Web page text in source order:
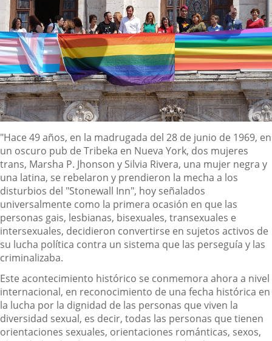
Descripción
"Hace 49 años, en la madrugada del 28 de junio de 1969, en
un oscuro pub de Tribeka en Nueva York, dos mujeres
trans, Marsha P. Jhonson y Silvia Rivera, una mujer negra y
una latina, se rebelaron y prendieron la mecha a los
disturbios del "Stonewall Inn", hoy señalados
universalmente como la primera ocasión en que las
personas gais, lesbianas, bisexuales, transexuales e
intersexuales, decidieron convertirse en sujetos activos de
su lucha política contra un sistema que las perseguía y las
criminalizaba.
Este acontecimiento histórico se conmemora ahora a nivel
internacional, en reconocimiento de una fecha histórica en
la lucha por la dignidad de las personas que viven la
diversidad sexual, es decir, todas las personas que tienen
orientaciones sexuales, orientaciones románticas, sexos,